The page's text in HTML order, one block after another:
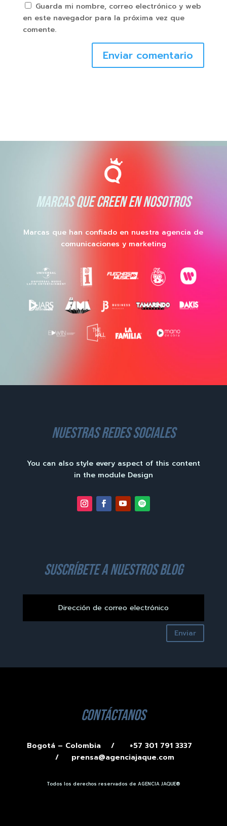
Guarda mi nombre, correo electrónico y web
en este navegador para la próxima vez que
comente.
Enviar comentario
MARCAS QUE CREEN EN NOSOTROS
Marcas que han confiado en nuestra agencia de
comunicaciones y marketing
nuestras redes sociales
You can also style every aspect of this content
in the module Design
suscríbete a nuestros blog
Enviar
contáctanos
Bogotá – Colombia /
+57 301 791 3337
/ prensa@agenciajaque.com
Todos los derechos reservados de AGENCIA JAQUE®